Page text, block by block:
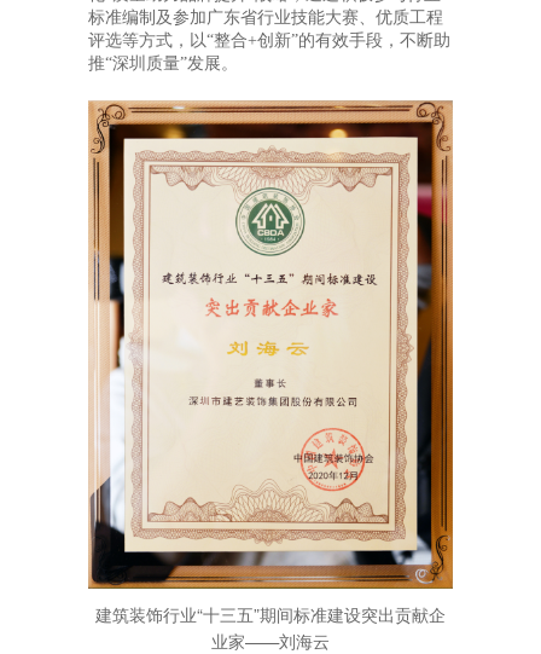
标准编制及参加广东省行业技能大赛、优质工程
评选等方式，以“整合+创新”的有效手段，不断助
推“深圳质量”发展。
建筑装饰行业“十三五”期间标准建设突出贡献企
业家——刘海云